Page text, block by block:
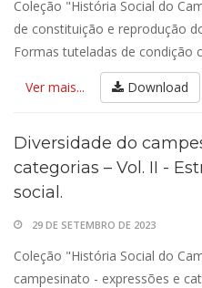
Coleção "História Social do
de constituição e reprodução
Formas tuteladas de condição
Ver mais... Download
Diversidade do
categorias – Vol. II -
social.
29 DE SETEMBRO DE 2023
Coleção "História Social do
campesinato - expressões e